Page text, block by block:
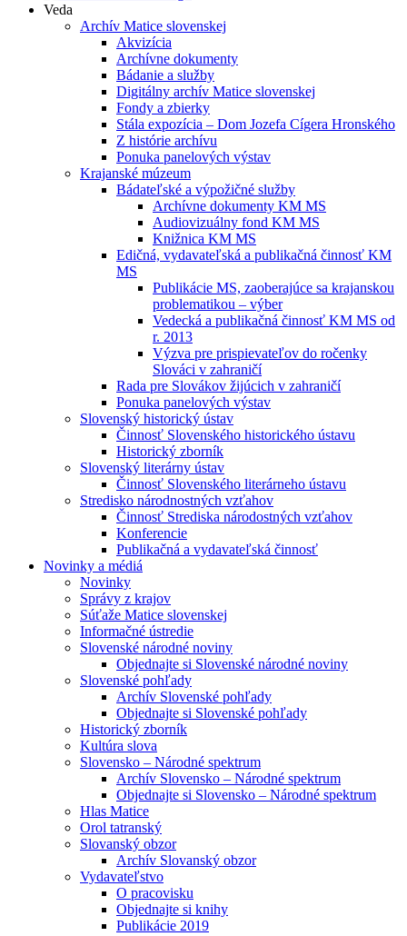
Veda
Archív Matice slovenskej
Akvizícia
Archívne dokumenty
Bádanie a služby
Digitálny archív Matice slovenskej
Fondy a zbierky
Stála expozícia – Dom Jozefa Cígera Hronského
Z histórie archívu
Ponuka panelových výstav
Krajanské múzeum
Bádateľské a výpožičné služby
Archívne dokumenty KM MS
Audiovizuálny fond KM MS
Knižnica KM MS
Edičná, vydavateľská a publikačná činnosť KM
MS
Publikácie MS, zaoberajúce sa krajanskou
problematikou – výber
Vedecká a publikačná činnosť KM MS od
r. 2013
Výzva pre prispievateľov do ročenky
Slováci v zahraničí
Rada pre Slovákov žijúcich v zahraničí
Ponuka panelových výstav
Slovenský historický ústav
Činnosť Slovenského historického ústavu
Historický zborník
Slovenský literárny ústav
Činnosť Slovenského literárneho ústavu
Stredisko národnostných vzťahov
Činnosť Strediska národostných vzťahov
Konferencie
Publikačná a vydavateľská činnosť
Novinky a médiá
Novinky
Správy z krajov
Súťaže Matice slovenskej
Informačné ústredie
Slovenské národné noviny
Objednajte si Slovenské národné noviny
Slovenské pohľady
Archív Slovenské pohľady
Objednajte si Slovenské pohľady
Historický zborník
Kultúra slova
Slovensko – Národné spektrum
Archív Slovensko – Národné spektrum
Objednajte si Slovensko – Národné spektrum
Hlas Matice
Orol tatranský
Slovanský obzor
Archív Slovanský obzor
Vydavateľstvo
O pracovisku
Objednajte si knihy
Publikácie 2019